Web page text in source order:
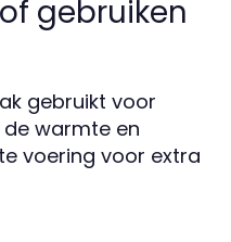
gebruiken
gebruikt voor
warmte en
voering voor extra